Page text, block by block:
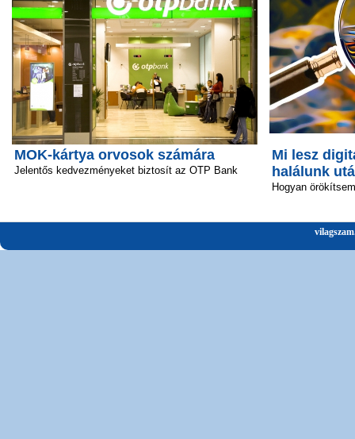
MOK-kártya orvosok számára
Jelentős kedvezményeket biztosít az OTP Bank
Mi lesz
halálunk
Hogyan